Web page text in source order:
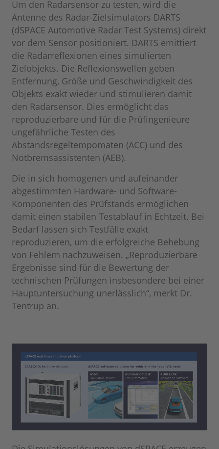
Um den Radarsensor zu testen, wird die
Antenne des Radar-Zielsimulators DARTS
(dSPACE Automotive Radar Test Systems) direkt
vor dem Sensor positioniert. DARTS emittiert
die Radarreflexionen eines simulierten
Zielobjekts. Die Reflexionswellen geben
Entfernung, Größe und Geschwindigkeit des
Objekts exakt wieder und stimulieren damit
den Radarsensor. Dies ermöglicht das
reproduzierbare und für die Prüfingenieure
ungefährliche Testen des
Abstandsregeltempomaten (ACC) und des
Notbremsassistenten (AEB).
Die in sich homogenen und aufeinander
abgestimmten Hardware- und Software-
Komponenten des Prüfstands ermöglichen
damit einen stabilen Testablauf in Echtzeit. Bei
Bedarf lassen sich Testfälle exakt
reproduzieren, um die erfolgreiche Behebung
von Fehlern nachzuweisen. „Reproduzierbare
Ergebnisse sind für die Bewertung der
technischen Prüfungen insbesondere bei einer
Hauptuntersuchung unerlässlich“, merkt Dr.
Tentrup an.